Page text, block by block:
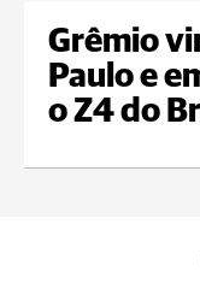
Grêmio
Paulo e
o Z4 do